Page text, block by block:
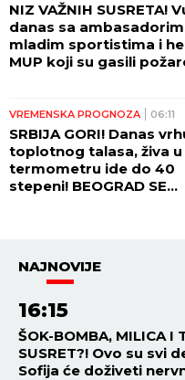
NIZ VAŽNIH SUSRETA!
danas sa
mladim sportistima i
MUP koji su gasili
VREMENSKA PROGNOZA 06:11
SRBIJA GORI! Danas
toplotnog talasa, živa u
termometru ide do 40
stepeni! BEOGRAD SE
NAJNOVIJE
16:15
ŠOK-BOMBA, MILICA I
SUSRET?! Ovo su svi
Sofija će doživeti